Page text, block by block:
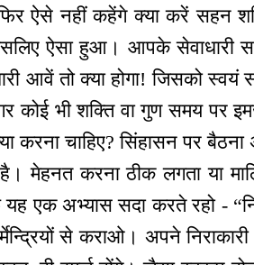
ऐसे नहीं कहेंगे क्या करें सहन
ऐसा हुआ। आपके सेवाधारी
आवें तो क्या होगा! जिसको
कोई भी शक्ति वा गुण समय पर
करना चाहिए? सिंहासन पर
मेहनत करना ठीक लगता या
यह एक अभ्यास सदा करते रहो -
से कराओ। अपने